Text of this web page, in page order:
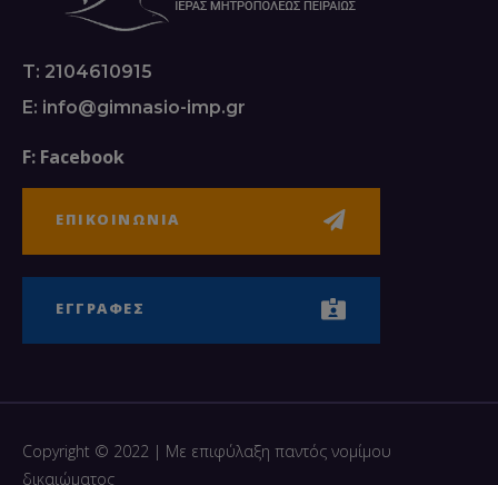
T: 2104610915
E: info@gimnasio-imp.gr
F: Facebook
ΕΠΙΚΟΙΝΩΝΙΑ
ΕΓΓΡΑΦΕΣ
Copyright © 2022 | Με επιφύλαξη παντός νομίμου
δικαιώματος